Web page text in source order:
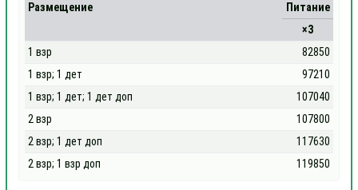
Размещение
Питание
×3
1 взр
82850
1 взр; 1 дет
97210
1 взр; 1 дет; 1 дет доп
107040
2 взр
107800
2 взр; 1 дет доп
117630
2 взр; 1 взр доп
119850